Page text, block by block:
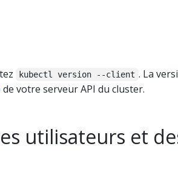
kubectl version --client . La
de votre serveur API du cluster.
utilisateurs et